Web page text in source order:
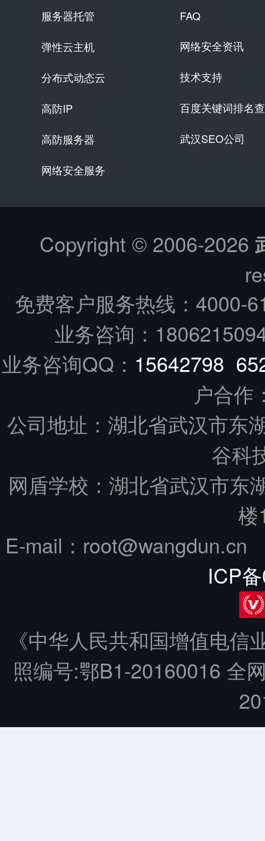
服务器托管
弹性云主机
分布式动态云
高防IP
高防服务器
网络安全服务
FAQ
网络安全资讯
技术支持
百度关键词排名
武汉SEO公司
Copyright © 2006-2026
免费客户服务热线： 4000-
业务咨询：
业务咨询QQ： 15642798
户合作
公司地址：湖北省武汉市东
谷科
网盾学校：湖北省武汉市东
楼
E-mail：
ICP
《中华人民共和国增值电
照编号:鄂B1-20160016 全